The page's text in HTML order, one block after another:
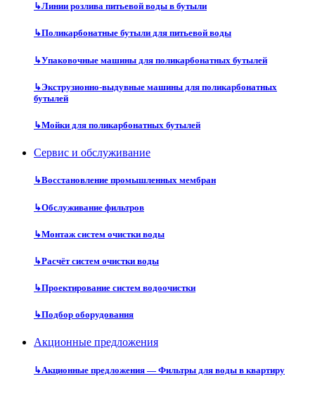
↳Линии розлива питьевой воды в бутыли
↳Поликарбонатные бутыли для питьевой воды
↳Упаковочные машины для поликарбонатных бутылей
↳Экструзионно-выдувные машины для поликарбонатных
бутылей
↳Мойки для поликарбонатных бутылей
Сервис и обслуживание
↳Восстановление промышленных мембран
↳Обслуживание фильтров
↳Монтаж систем очистки воды
↳Расчёт систем очистки воды
↳Проектирование систем водоочистки
↳Подбор оборудования
Акционные предложения
↳Акционные предложения — Фильтры для воды в квартиру